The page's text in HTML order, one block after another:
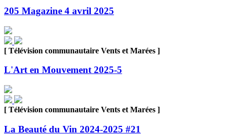
205 Magazine 4 avril 2025
[ Télévision communautaire Vents et Marées ]
L'Art en Mouvement 2025-5
[ Télévision communautaire Vents et Marées ]
La Beauté du Vin 2024-2025 #21